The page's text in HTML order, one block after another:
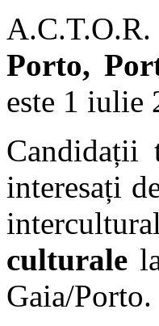
Porto,
este 1 iulie
interesați
culturale
Gaia/Porto.